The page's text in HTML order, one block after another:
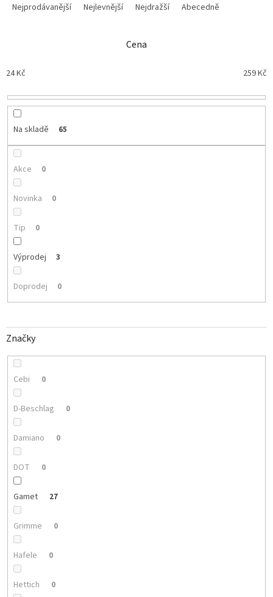
p
o
k
Nejprodávanější Nejlevnější Nejdražší Abecedně
Cena
24Kč 259Kč
Na skladě 65
Akce 0
Novinka 0
Tip 0
Výprodej 3
Doprodej 0
Značky
Cebi 0
D-Beschlag 0
Damiano 0
DOT 0
Gamet 27
Grimme 0
Hafele 0
Hettich 0